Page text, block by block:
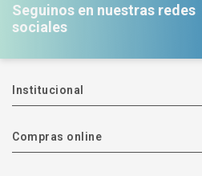
Seguinos en nuestras redes
sociales
Institucional
Compras online